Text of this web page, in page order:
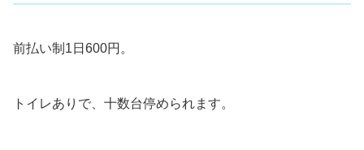
前払い制1日600円。
トイレありで、十数台停められます。